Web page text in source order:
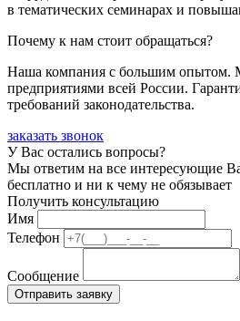
в тематических семинарах и
Почему к нам стоит обращаться?
Наша компания с большим опытом.
предприятиями всей России.
требований законодательства.
заказать звонок
У Вас остались вопросы?
Мы ответим на все интересующие
бесплатно и ни к чему не обязывает
Получить консультацию
Имя
Телефон
Сообщение